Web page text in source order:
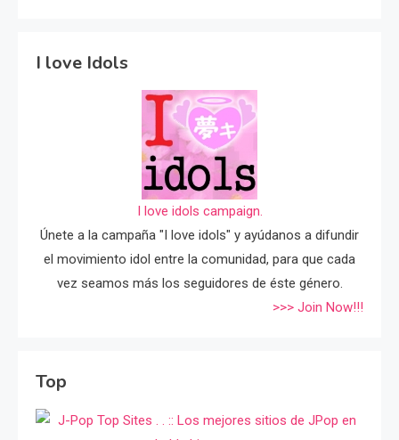
I love Idols
I love idols campaign.
Únete a la campaña "I love idols" y ayúdanos a difundir
el movimiento idol entre la comunidad, para que cada
vez seamos más los seguidores de éste género.
>>> Join Now!!!
Top